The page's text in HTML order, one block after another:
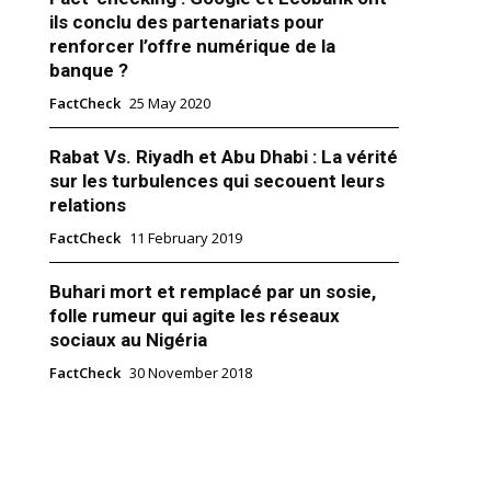
Bridges Program, du 22 au 23
à Rabat
ils conclu des partenariats pour
renforcer l’offre numérique de la
banque ?
FactCheck 25 May 2020
Rabat Vs. Riyadh et Abu Dhabi : La vérité
sur les turbulences qui secouent leurs
relations
FactCheck 11 February 2019
Buhari mort et remplacé par un sosie,
folle rumeur qui agite les réseaux
sociaux au Nigéria
FactCheck 30 November 2018